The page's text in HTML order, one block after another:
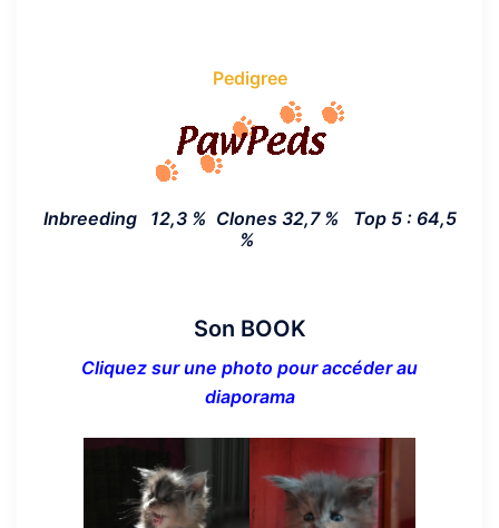
Pedigree
Inbreeding 12,3 % Clones 32,7 % Top 5: 64,5
%
Son BOOK
Cliquez sur une photo pour accéder au
diaporama